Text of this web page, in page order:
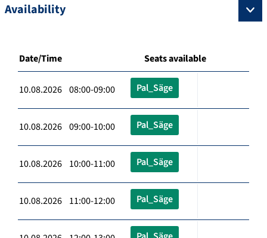
Availability
Date/Time Seats available
10.08.2026 08:00-09:00 Pal_Säge
10.08.2026 09:00-10:00 Pal_Säge
10.08.2026 10:00-11:00 Pal_Säge
10.08.2026 11:00-12:00 Pal_Säge